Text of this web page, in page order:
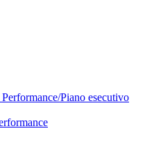
Piano esecutivo